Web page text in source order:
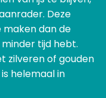
Deze
maken dan de
tijd hebt.
zilveren of gouden
helemaal in